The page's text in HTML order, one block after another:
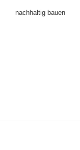
nachhaltig bauen